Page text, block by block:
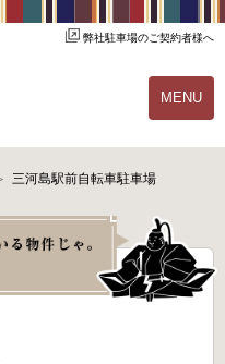
弊社駐車場のご契約者様へ
MENU
ご契約の流れ
駐輪場オーナー様へ
三河島駅前自転車駐車場